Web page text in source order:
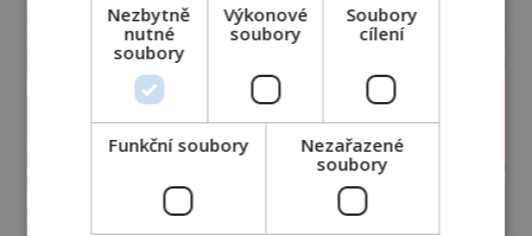
Nezbytně
nutné
soubory
Výkonové
soubory
Soubory
cílení
Funkční soubory
Nezařazené
soubory